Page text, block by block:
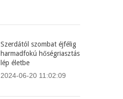
Szerdától szombat éjfélig
harmadfokú hőségriasztás
lép életbe
2024-06-20 11:02:09